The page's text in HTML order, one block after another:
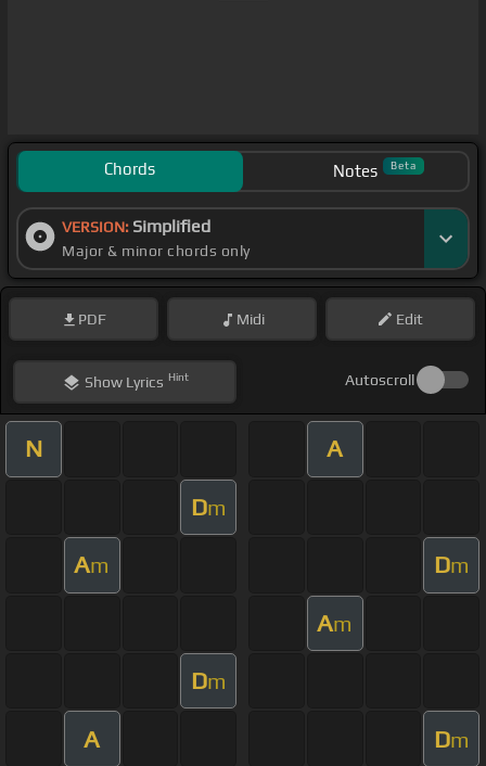
Chords Notes Beta
VERSION: Simplified
Major & minor chords only
PDF Midi Edit
ShowLyrics Hint Autoscroll
N A
Dm
Am Dm
Am
Dm
A Dm